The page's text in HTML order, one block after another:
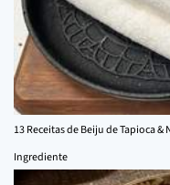
13 Receitas de Beiju de Tapioca
Ingrediente